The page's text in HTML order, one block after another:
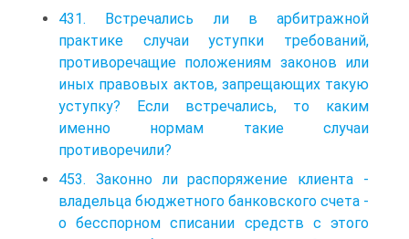
431. Встречались ли в арбитражной
практике случаи уступки требований,
противоречащие положениям законов или
иных правовых актов, запрещающих такую
уступку? Если встречались, то каким
именно нормам такие случаи
противоречили?
453. Законно ли распоряжение клиента -
владельца бюджетного банковского счета -
о бесспорном списании средств с этого